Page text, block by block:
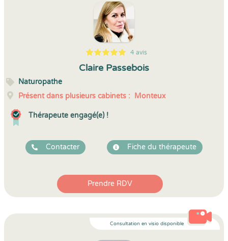
5
1
5
4 4 avis
Claire Passebois
Naturopathe
Présent dans plusieurs cabinets : Monteux
Thérapeute engagé(e) !
Contacter Fiche du thérapeute
Prendre RDV
Consultation en visio disponible